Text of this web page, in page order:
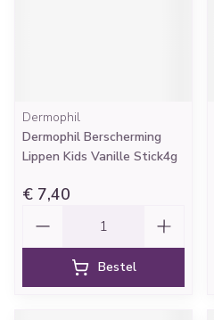
Dermophil
Dermophil Berscherming
Lippen Kids Vanille Stick4g
€ 7,40
Bestel